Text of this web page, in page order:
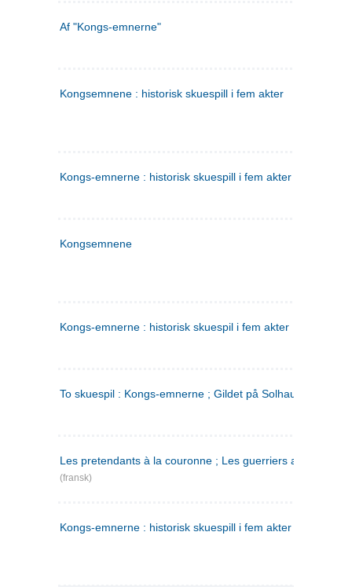
Af "Kongs-emnerne"
Kongsemnene : historisk skuespill i fem akter
Kongs-emnerne : historisk skuespill i fem akter
Kongsemnene
Kongs-emnerne : historisk skuespil i fem akter
To skuespil : Kongs-emnerne ; Gildet på Solhaug
Les pretendants à la couronne ; Les guerriers a Helgeland
(fransk)
Kongs-emnerne : historisk skuespill i fem akter